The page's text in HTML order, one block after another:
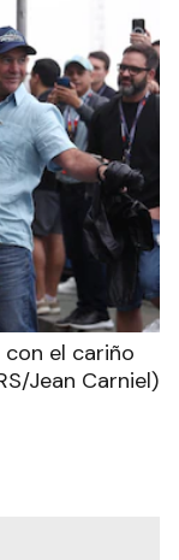
el cariño
Jean Carniel)